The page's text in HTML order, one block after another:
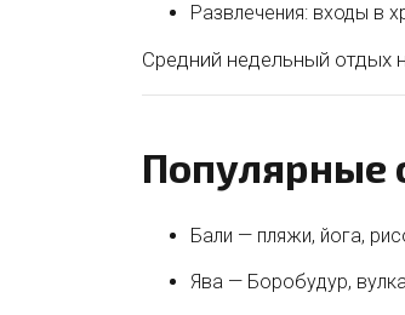
Развлечения: входы в
Средний недельный отдых
Популярные
Бали — пляжи, йога,
Ява — Боробудур,